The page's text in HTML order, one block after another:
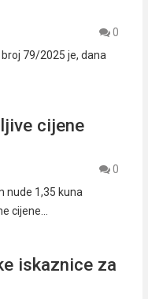
0
79/2025 je, dana
cijene
0
nude 1,35 kuna
cijene…
iskaznice za